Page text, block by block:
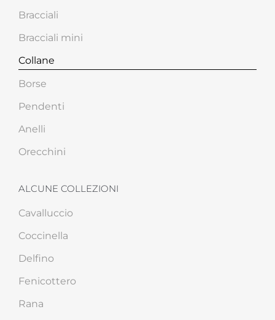
Bracciali
Bracciali mini
Collane
Borse
Pendenti
Anelli
Orecchini
ALCUNE COLLEZIONI
Cavalluccio
Coccinella
Delfino
Fenicottero
Rana